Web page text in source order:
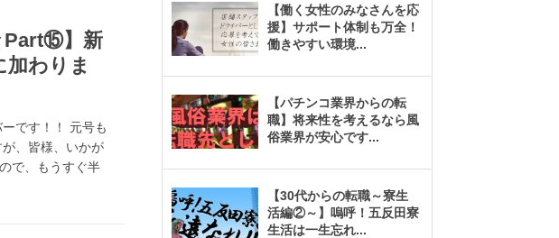
Part⑮】新
加わりま
です！！ 元号も
、皆様、いかが
で、もうすぐ半
【働く女性のみなさんを応
援】サポート体制も万全！
働きやすい環境...
【パチンコ業界からの転
職】将来性を考えるなら風
俗業界が安心です...
【30代からの転職～寮生
活編②～】嗚呼！五反田寮
生活は一生忘れ...